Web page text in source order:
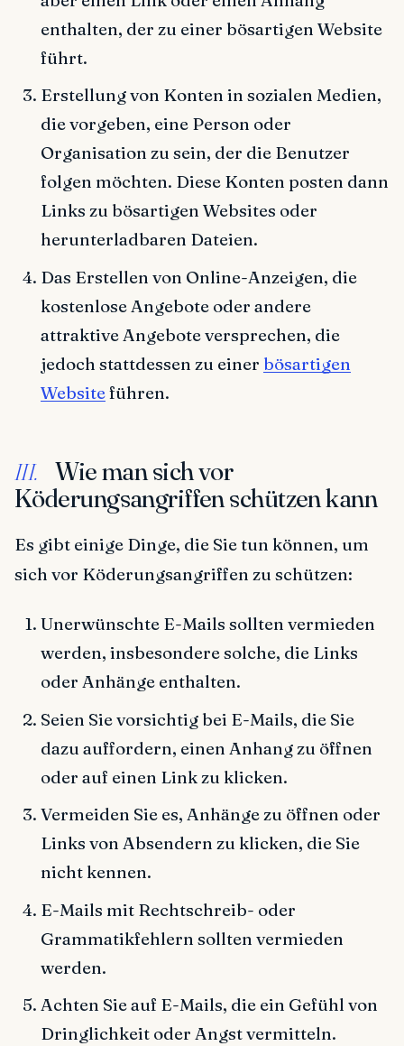
enthalten, der zu einer bösartigen Website
führt.
Erstellung von Konten in sozialen Medien,
die vorgeben, eine Person oder
Organisation zu sein, der die Benutzer
folgen möchten. Diese Konten posten dann
Links zu bösartigen Websites oder
herunterladbaren Dateien.
Das Erstellen von Online-Anzeigen, die
kostenlose Angebote oder andere
attraktive Angebote versprechen, die
jedoch stattdessen zu einer bösartigen
Websiteführen.
III.
Wie man sich vor
Köderungsangriffen schützen kann
Es gibt einige Dinge, die Sie tun können, um
sich vor Köderungsangriffen zu schützen:
Unerwünschte E-Mails sollten vermieden
werden, insbesondere solche, die Links
oder Anhänge enthalten.
Seien Sie vorsichtig bei E-Mails, die Sie
dazu auffordern, einen Anhang zu öffnen
oder auf einen Link zu klicken.
Vermeiden Sie es, Anhänge zu öffnen oder
Links von Absendern zu klicken, die Sie
nicht kennen.
E-Mails mit Rechtschreib- oder
Grammatikfehlern sollten vermieden
werden.
Achten Sie auf E-Mails, die ein Gefühl von
Dringlichkeit oder Angst vermitteln.